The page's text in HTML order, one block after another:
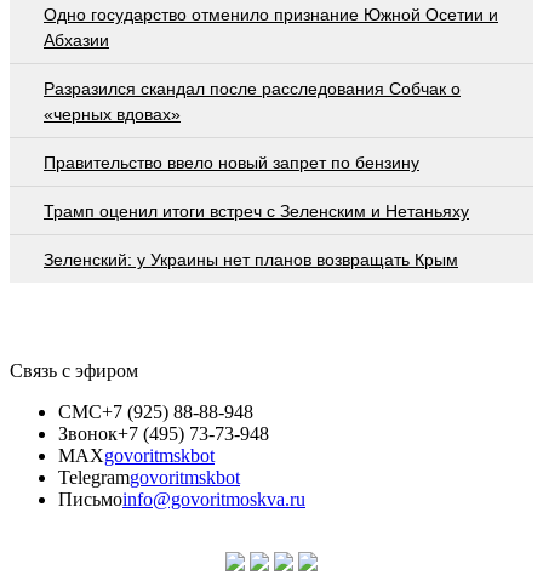
Одно государство отменило признание Южной Осетии и
Абхазии
Разразился скандал после расследования Собчак о
«черных вдовах»
Правительство ввело новый запрет по бензину
Трамп оценил итоги встреч с Зеленским и Нетаньяху
Зеленский: у Украины нет планов возвращать Крым
Связь с эфиром
СМС+7 (925) 88-88-948
Звонок+7 (495) 73-73-948
MAXgovoritmskbot
Telegramgovoritmskbot
Письмоinfo@govoritmoskva.ru